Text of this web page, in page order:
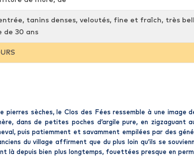
tanins denses, veloutés, fine et fraîch, très
de 30 ans
pierres sèches, le Clos des Fées ressemble à une image
dans de petites poches d’argile pure, en zigzaguant
puis patiemment et savamment empilées par des
du village affirment que du plus loin qu’ils se
là depuis bien plus longtemps, fouettées presque en